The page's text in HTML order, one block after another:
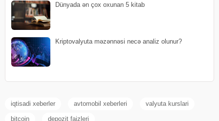
Dünyada ən çox oxunan 5 kitab
Kriptovalyuta məzənnəsi necə analiz olunur?
iqtisadi xeberler avtomobil xeberleri valyuta kurslari
bitcoin depozit faizleri